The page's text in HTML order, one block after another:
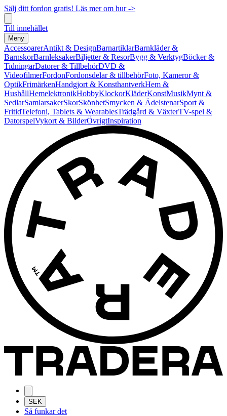
Sälj ditt fordon gratis! Läs mer om hur ->
Till innehållet
Meny
AccessoarerAntikt & DesignBarnartiklarBarnkläder &
BarnskorBarnleksakerBiljetter & ResorBygg & VerktygBöcker &
TidningarDatorer & TillbehörDVD &
VideofilmerFordonFordonsdelar & tillbehörFoto, Kameror &
OptikFrimärkenHandgjort & KonsthantverkHem &
HushållHemelektronikHobbyKlockorKläderKonstMusikMynt &
SedlarSamlarsakerSkorSkönhetSmycken & ÄdelstenarSport &
FritidTelefoni, Tablets & WearablesTrädgård & VäxterTV-spel &
DatorspelVykort & BilderÖvrigtInspiration
SEK
Så funkar det